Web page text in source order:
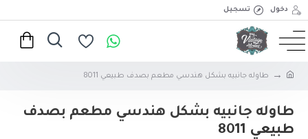
دخول تسجيل
طاوله جانبيه بشكل هندسي مطعم بصدف طبيعي 8011
طاوله جانبيه بشكل هندسي مطعم بصدف
طبيعي 8011